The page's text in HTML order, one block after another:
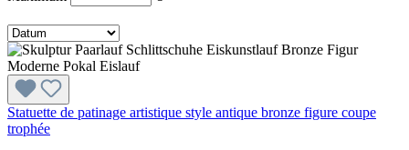
Statuette de patinage artistique style antique bronze figure coupe
trophée